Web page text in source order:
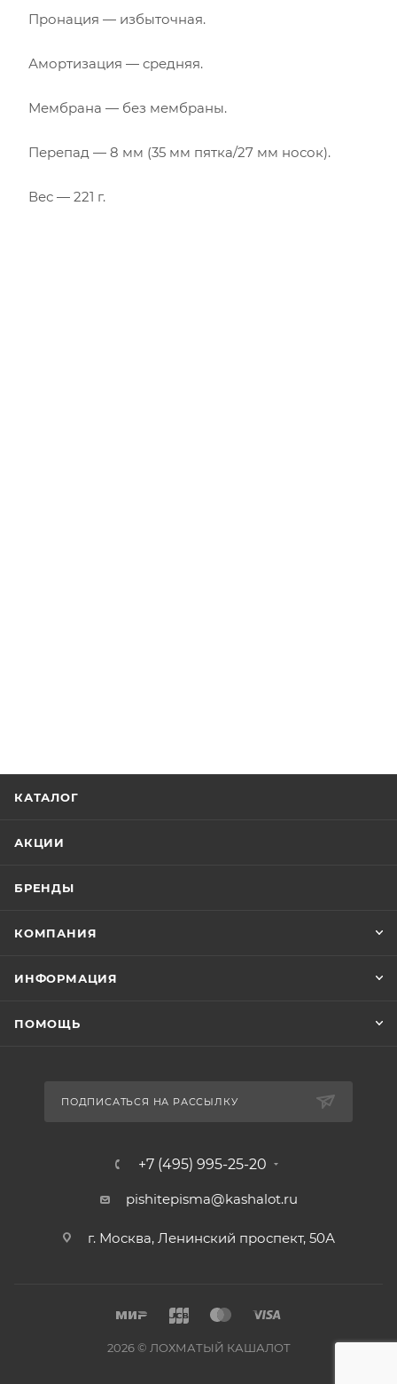
Пронация — избыточная.
Амортизация — средняя.
Мембрана — без мембраны.
Перепад — 8 мм (35 мм пятка/27 мм носок).
Вес — 221 г.
КАТАЛОГ
АКЦИИ
БРЕНДЫ
КОМПАНИЯ
ИНФОРМАЦИЯ
ПОМОЩЬ
ПОДПИСАТЬСЯ НА РАССЫЛКУ
+7 (495) 995-25-20​
pishitepisma@kashalot.ru
г. Москва, Ленинский проспект, 50А​
2026 © ЛОХМАТЫЙ КАШАЛОТ